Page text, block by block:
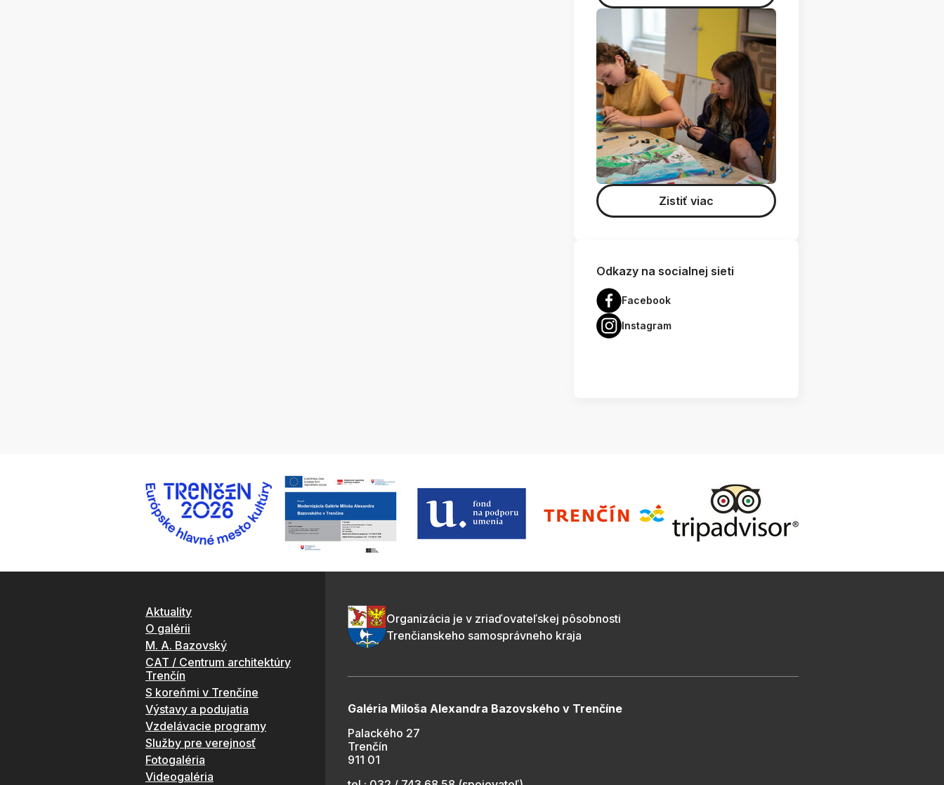
Zistiť viac
Odkazy na socialnej sieti
Facebook
Instagram
Aktuality
O galérii
M. A. Bazovský
CAT / Centrum architektúry
Trenčín
S koreňmi v Trenčíne
Výstavy a podujatia
Vzdelávacie programy
Služby pre verejnosť
Fotogaléria
Videogaléria
Organizácia je v zriaďovateľskej pôsobnosti
Trenčianskeho samosprávneho kraja
Galéria Miloša Alexandra Bazovského v Trenčíne
Palackého 27
Trenčín
911 01